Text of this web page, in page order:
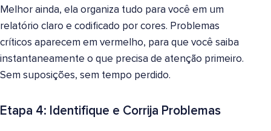
Melhor ainda, ela organiza tudo para você em um
relatório claro e codificado por cores. Problemas
críticos aparecem em vermelho, para que você saiba
instantaneamente o que precisa de atenção primeiro.
Sem suposições, sem tempo perdido.
Etapa 4: Identifique e Corrija Problemas